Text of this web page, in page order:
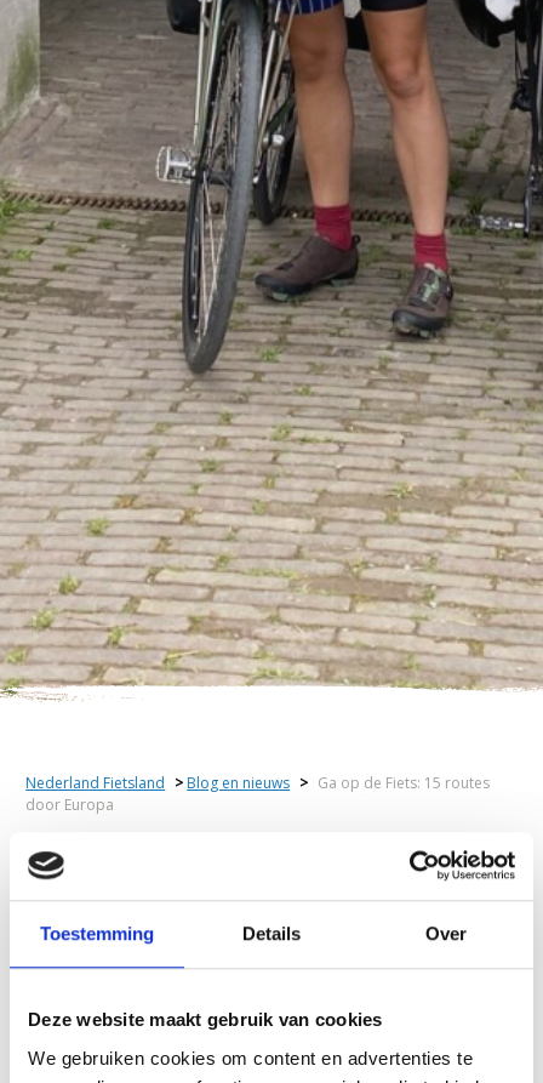
Toestemming Details Over
Deze website maakt gebruik van cookies
We gebruiken cookies om content en advertenties te
Nederland Fietsland >Blog en nieuws > Ga op de Fiets: 15 routes
door Europa
Ga op de Fiets: 15 routes
door Europa
zegden Laura